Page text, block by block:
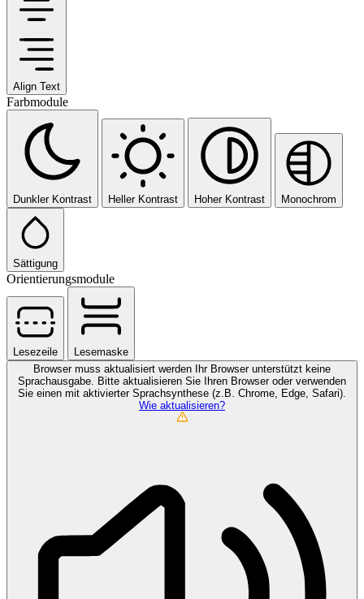
Align Text
Farbmodule
Dunkler Kontrast Heller Kontrast Hoher Kontrast Monochrom
Sättigung
Orientierungsmodule
Lesezeile
Lesemaske
Browser muss aktualisiert werden
Ihr Browser unterstützt keine
Sprachausgabe. Bitte aktualisieren Sie Ihren Browser oder verwenden
Sie einen mit aktivierter Sprachsynthese (z.B. Chrome, Edge, Safari).
Wie aktualisieren?